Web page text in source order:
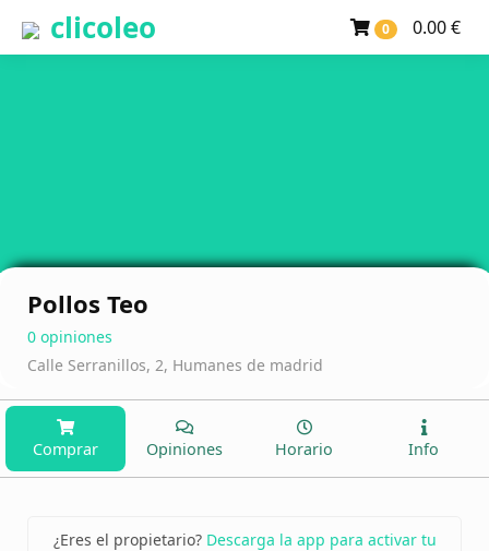
0 0.00 €
clicoleo
Pollos Teo
0 opiniones
Calle Serranillos, 2, Humanes de madrid
Comprar Opiniones Horario Info
¿Eres el propietario? Descarga la app para activar tu